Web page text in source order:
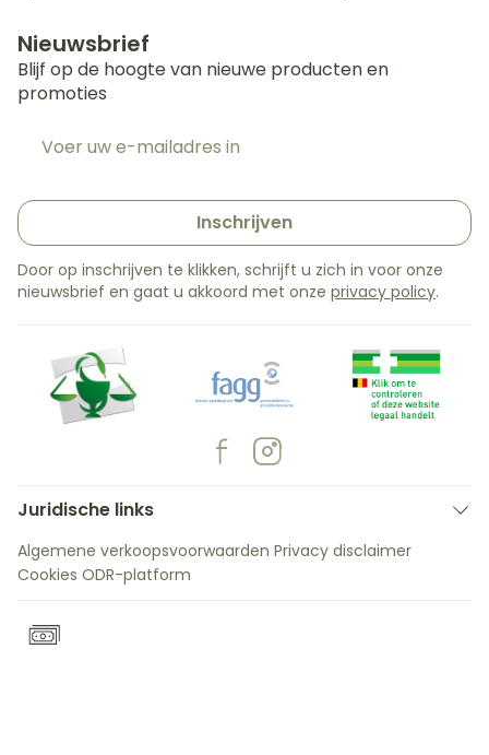
Nieuwsbrief
Blijf op de hoogte van nieuwe producten en
promoties
Inschrijven
Door op inschrijven te klikken, schrijft u zich in voor onze
nieuwsbrief en gaat u akkoord met onze privacy policy.
Juridische links
Algemene verkoopsvoorwaarden Privacy disclaimer
Cookies ODR-platform